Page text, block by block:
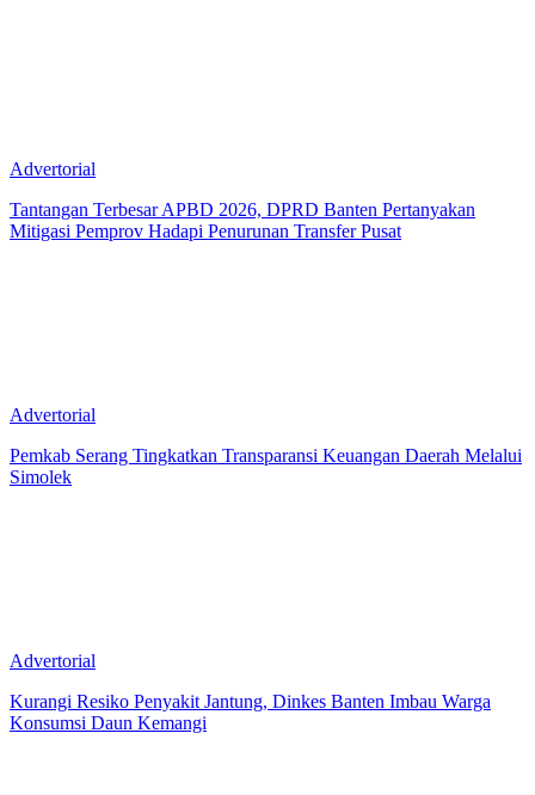
Advertorial
Tantangan Terbesar APBD 2026, DPRD Banten Pertanyakan
Mitigasi Pemprov Hadapi Penurunan Transfer Pusat
Advertorial
Pemkab Serang Tingkatkan Transparansi Keuangan Daerah Melalui
Simolek
Advertorial
Kurangi Resiko Penyakit Jantung, Dinkes Banten Imbau Warga
Konsumsi Daun Kemangi